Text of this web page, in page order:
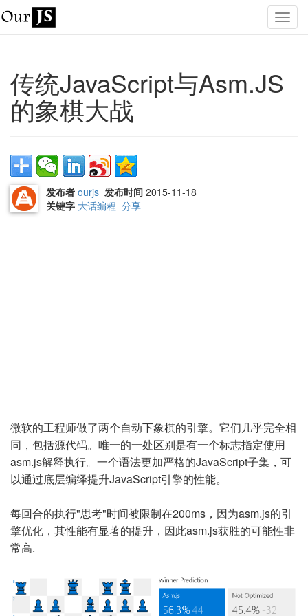
传统JavaScript与Asm.JS
的象棋大战
发布者 ourjs 发布时间 2015-11-18
关键字 大话编程 分享
微软的工程师做了两个自动下象棋的引擎。它们几乎完全相
同，包括源代码。唯一的一处区别是有一个标志指定使用
asm.js解释执行。一个语法更加严格的JavaScript子集，可
以通过底层编绎提升JavaScript引擎的性能。
每回合的执行"思考"时间被限制在200ms，因为asm.js的引
擎优化，其性能有显著的提升，因此asm.js获胜的可能性非
常高.